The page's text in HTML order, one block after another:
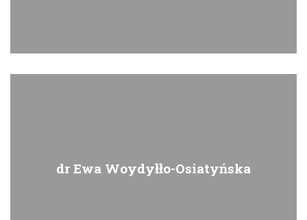
dr Ewa Woydyłło-Osiatyńska